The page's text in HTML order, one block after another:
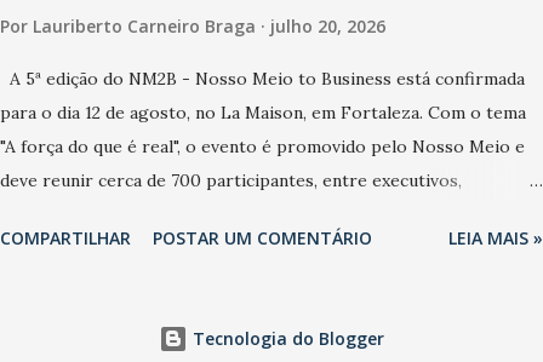
Por Lauriberto Carneiro Braga julho 20, 2026
A 5ª edição do NM2B - Nosso Meio to Business está confirmada
para o dia 12 de agosto, no La Maison, em Fortaleza. Com o tema
"A força do que é real", o evento é promovido pelo Nosso Meio e
deve reunir cerca de 700 participantes, entre executivos,
Desde 2022, o NM2B consolidou-se como um dos principais
Banco do Nordeste, LinkedIn, VISA, Grupo 3corações, TikTok e M.
COMPARTILHAR POSTAR UM COMENTÁRIO LEIA MAIS »
Tecnologia do Blogger